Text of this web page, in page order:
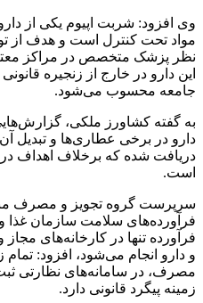
وی افزود: شربت اپیوم یکی از
مواد تحت کنترل است و هدف از
نظر پزشک متخصص در مراکز
این دارو در خارج از زنجیره
جامعه محسوب می‌شود.
به گفته کشاورز ملکی،
دارو در برخی عطاری‌ها و تبدیل
دریافت شده که برخلاف اهداف
است.
سرپرست گروه تجویز و مصرف
فرآورده‌های سلامت سازمان غذا و
فرآورده تنها در کارخانه‌های
و دارو انجام می‌شود، افزود: تمام
مصرف، در سامانه‌های نظارتی
زمینه پیگرد قانونی دارد.